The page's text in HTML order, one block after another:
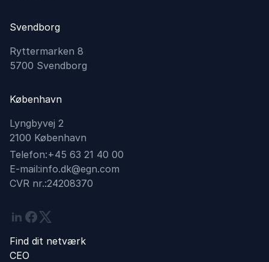
Svendborg
Ryttermarken 8
5700 Svendborg
København
Lyngbyvej 2
2100 København
Telefon:+45 63 21 40 00
E-mail:info.dk@egn.com
CVR nr.:24208370
Linkedin
Facebook
Twitter
Find dit netværk
CEO